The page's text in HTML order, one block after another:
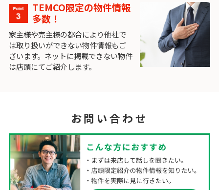
TEMCO限定の物件情報
多数！
家主様や売主様の都合により他社で
は取り扱いができない物件情報もご
ざいます。ネットに掲載できない物件
は店頭にてご紹介します。
お問い合わせ